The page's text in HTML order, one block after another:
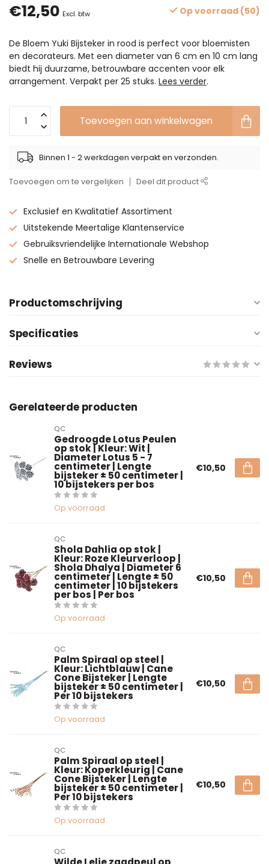
€12,50 Excl. btw Op voorraad (50)
De Bloem Yuki Bijsteker in rood is perfect voor bloemisten
en decorateurs. Met een diameter van 6 cm en 10 cm lang
biedt hij duurzame, betrouwbare accenten voor elk
arrangement. Verpakt per 25 stuks. Lees verder.
Toevoegen aan winkelwagen
Binnen 1 - 2 werkdagen verpakt en verzonden.
Toevoegen om te vergelijken Deel dit product
Exclusief en Kwalitatief Assortiment
Uitstekende Meertalige Klantenservice
Gebruiksvriendelijke Internationale Webshop
Snelle en Betrouwbare Levering
Productomschrijving
Specificaties
Reviews
Gerelateerde producten
QC
Gedroogde Lotus Peulen
op stok | Kleur: Wit |
Diameter Lotus 5 - 7
centimeter | Lengte
bijsteker ± 50 centimeter |
10 bijstekers per bos
Op voorraad
€10,50
QC
Shola Dahlia op stok |
Kleur: Roze Kleurverloop |
Shola Dhalya | Diameter 6
centimeter | Lengte ± 50
centimeter | 10 bijstekers
per bos | Per bos
Op voorraad
€10,50
QC
Palm Spiraal op steel |
Kleur: Lichtblauw | Cane
Cone Bijsteker | Lengte
bijsteker ± 50 centimeter |
Per 10 bijstekers
Op voorraad
€10,50
QC
Palm Spiraal op steel |
Kleur: Koperkleurig | Cane
Cone Bijsteker | Lengte
bijsteker ± 50 centimeter |
Per 10 bijstekers
Op voorraad
€10,50
QC